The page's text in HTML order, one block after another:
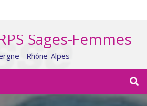
Sages-Femmes
- Rhône-Alpes